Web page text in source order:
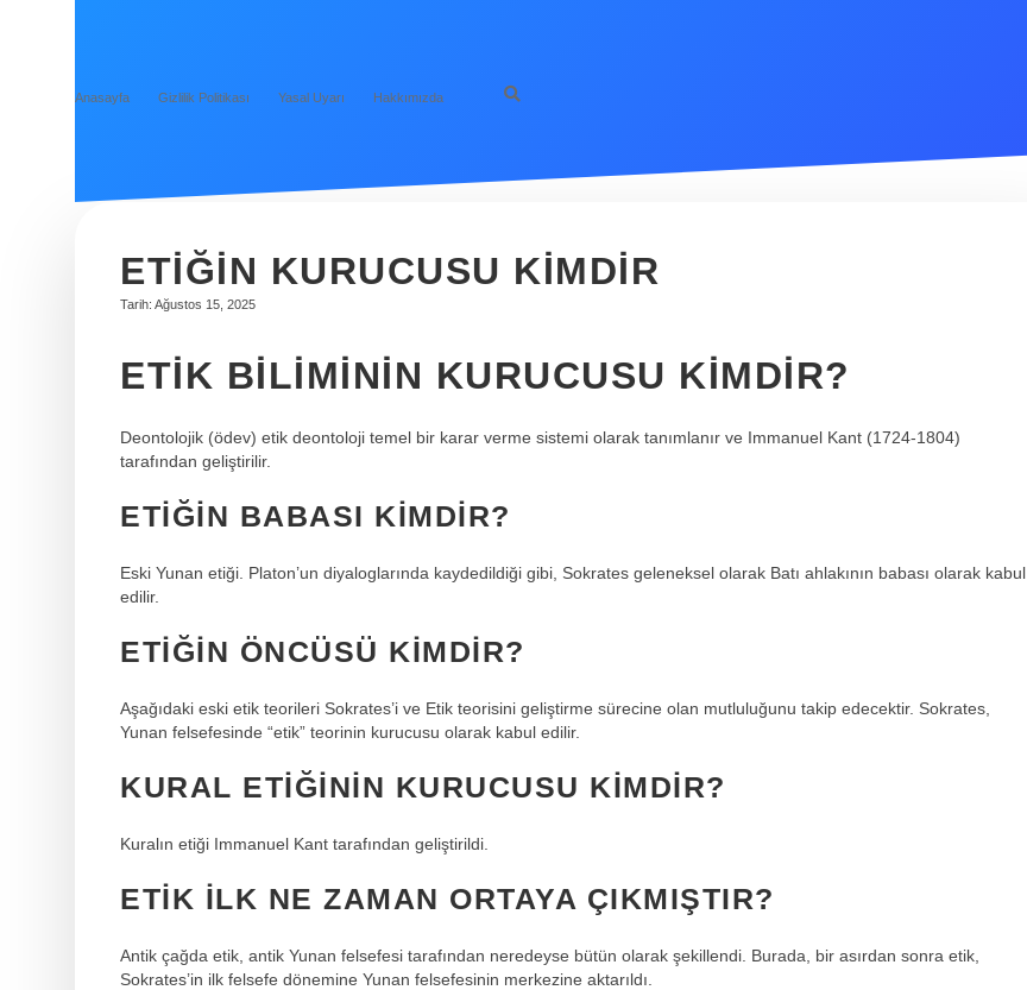
Anasayfa Gizlilik Politikası Yasal Uyarı Hakkımızda
ETIĞIN KURUCUSU KIMDIR
Tarih: Ağustos 15, 2025
ETIK BILIMININ KURUCUSU KIMDIR?
Deontolojik (ödev) etik deontoloji temel bir karar verme sistemi olarak tanımlanır ve Immanuel Kant (1724-1804)
tarafından geliştirilir.
ETIĞIN BABASI KIMDIR?
Eski Yunan etiği. Platon’un diyaloglarında kaydedildiği gibi, Sokrates geleneksel olarak Batı ahlakının babası olarak kabul
edilir.
ETIĞIN ÖNCÜSÜ KIMDIR?
Aşağıdaki eski etik teorileri Sokrates’i ve Etik teorisini geliştirme sürecine olan mutluluğunu takip edecektir. Sokrates,
Yunan felsefesinde “etik” teorinin kurucusu olarak kabul edilir.
KURAL ETIĞININ KURUCUSU KIMDIR?
Kuralın etiği Immanuel Kant tarafından geliştirildi.
ETIK ILK NE ZAMAN ORTAYA ÇIKMIŞTIR?
Antik çağda etik, antik Yunan felsefesi tarafından neredeyse bütün olarak şekillendi. Burada, bir asırdan sonra etik,
Sokrates’in ilk felsefe dönemine Yunan felsefesinin merkezine aktarıldı.